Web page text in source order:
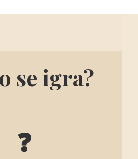
se igra?
❓